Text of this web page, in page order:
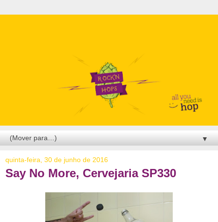
▼
quinta-feira, 30 de junho de 2016
Say No More, Cervejaria SP330